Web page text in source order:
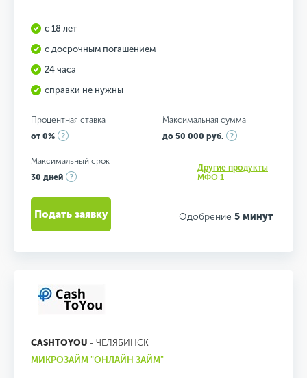
с 18 лет
с досрочным погашением
24 часа
справки не нужны
Процентная ставка
от 0%
Максимальная сумма
до 50 000 руб.
Максимальный срок
30 дней
Другие продукты
МФО 1
Одобрение 5 минут
Подать заявку
CASHTOYOU - ЧЕЛЯБИНСК
МИКРОЗАЙМ "ОНЛАЙН ЗАЙМ"